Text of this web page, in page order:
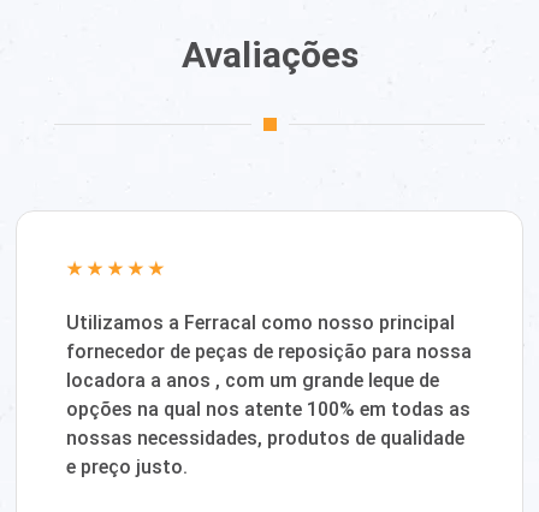
Avaliações
Utilizamos a Ferracal como nosso principal
fornecedor de peças de reposição para nossa
locadora a anos , com um grande leque de
opções na qual nos atente 100% em todas as
nossas necessidades, produtos de qualidade
e preço justo.